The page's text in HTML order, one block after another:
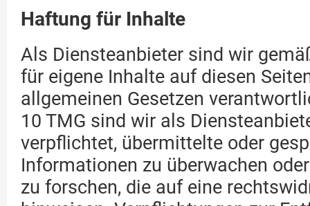
Haftung für Inhalte
Als Diensteanbieter sind wir
für eigene Inhalte auf diesen
allgemeinen Gesetzen
10 TMG sind wir als
verpflichtet, übermittelte oder
Informationen zu überwachen
zu forschen, die auf eine